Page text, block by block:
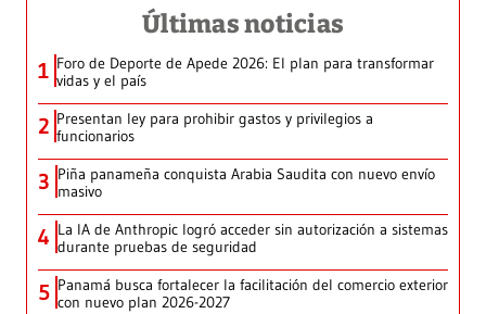
Últimas noticias
1 Foro de Deporte de Apede 2026: El plan para transformar
vidas y el país
2 Presentan ley para prohibir gastos y privilegios a
funcionarios
3 Piña panameña conquista Arabia Saudita con nuevo envío
masivo
4 La IA de Anthropic logró acceder sin autorización a sistemas
durante pruebas de seguridad
5 Panamá busca fortalecer la facilitación del comercio exterior
con nuevo plan 2026-2027